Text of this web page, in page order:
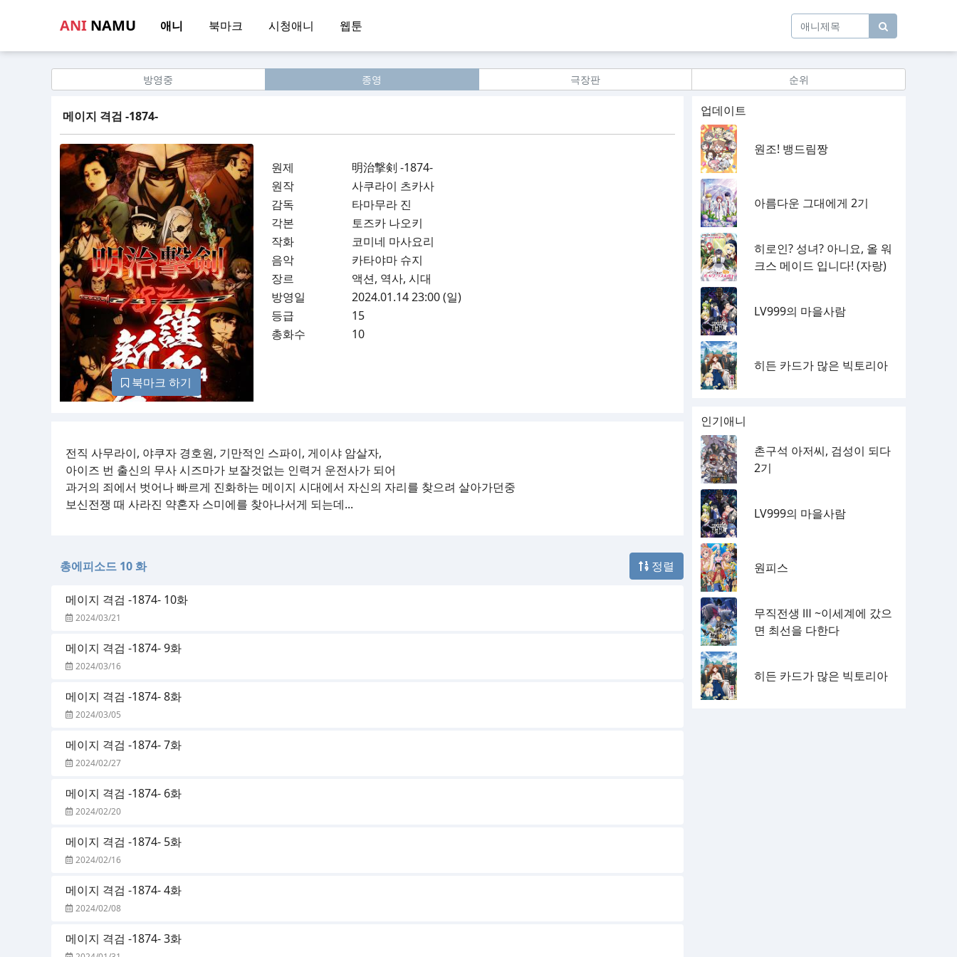
ANI NAMU 애니 북마크 시청애니 웹툰
방영중 종영 극장판 순위
메이지 격검 -1874-
북마크 하기
원제
明治撃剣 -1874-
원작
사쿠라이 츠카사
감독
타마무라 진
각본
토즈카 나오키
작화
코미네 마사요리
음악
카타야마 슈지
장르
액션, 역사, 시대
방영일
2024.01.14 23:00 (일)
등급
15
총화수
10
전직 사무라이, 야쿠자 경호원, 기만적인 스파이, 게이샤 암살자,
아이즈 번 출신의 무사 시즈마가 보잘것없는 인력거 운전사가 되어
과거의 죄에서 벗어나 빠르게 진화하는 메이지 시대에서 자신의 자리를 찾으려 살아가던중
보신전쟁 때 사라진 약혼자 스미에를 찾아나서게 되는데...
총에피소드 10 화 정렬
메이지 격검 -1874- 10화
2024/03/21
메이지 격검 -1874- 9화
2024/03/16
메이지 격검 -1874- 8화
2024/03/05
메이지 격검 -1874- 7화
2024/02/27
메이지 격검 -1874- 6화
2024/02/20
메이지 격검 -1874- 5화
2024/02/16
메이지 격검 -1874- 4화
2024/02/08
메이지 격검 -1874- 3화
업데이트
원조! 뱅드림짱
아름다운 그대에게 2기
히로인? 성녀? 아니요, 올 워
크스 메이드 입니다! (자랑)
LV999의 마을사람
히든 카드가 많은 빅토리아
인기애니
촌구석 아저씨, 검성이 되다
2기
LV999의 마을사람
원피스
무직전생 Ⅲ ~이세계에 갔으
면 최선을 다한다
히든 카드가 많은 빅토리아